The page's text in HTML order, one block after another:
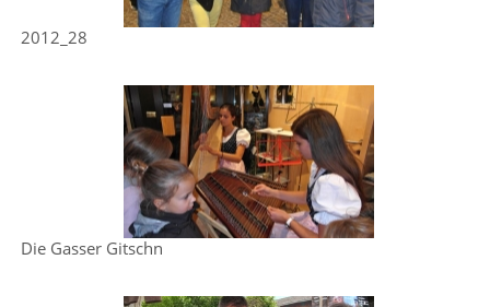
2012_28
Die Gasser Gitschn